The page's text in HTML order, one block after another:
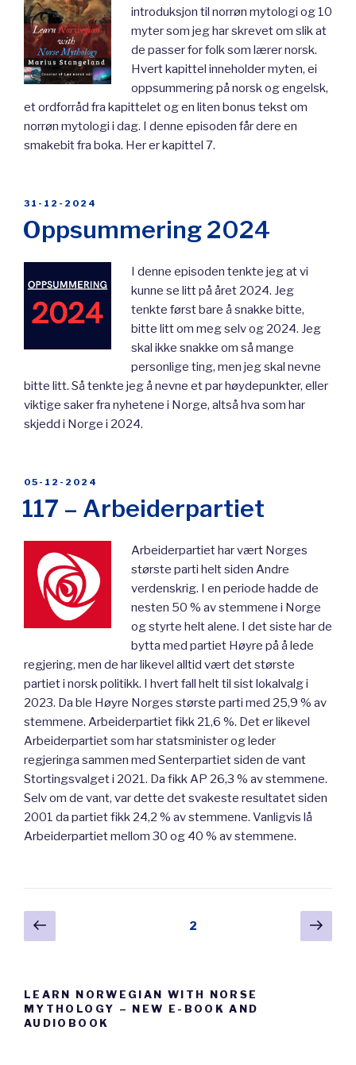
introduksjon til norrøn mytologi og 10
myter som jeg har skrevet om slik at
de passer for folk som lærer norsk.
Hvert kapittel inneholder myten, ei
oppsummering på norsk og engelsk,
et ordforråd fra kapittelet og en liten bonus tekst om
norrøn mytologi i dag. I denne episoden får dere en
smakebit fra boka. Her er kapittel 7.
POSTED
31-12-2024
Oppsummering 2024
I denne episoden tenkte jeg at vi
kunne se litt på året 2024. Jeg
tenkte først bare å snakke bitte,
bitte litt om meg selv og 2024. Jeg
skal ikke snakke om så mange
personlige ting, men jeg skal nevne
bitte litt. Så tenkte jeg å nevne et par høydepunkter, eller
viktige saker fra nyhetene i Norge, altså hva som har
skjedd i Norge i 2024.
POSTED
05-12-2024
117 – Arbeiderpartiet
Arbeiderpartiet har vært Norges
største parti helt siden Andre
verdenskrig. I en periode hadde de
nesten 50 % av stemmene i Norge
og styrte helt alene. I det siste har de
bytta med partiet Høyre på å lede
regjering, men de har likevel alltid vært det største
partiet i norsk politikk. I hvert fall helt til sist lokalvalg i
2023. Da ble Høyre Norges største parti med 25,9 % av
stemmene. Arbeiderpartiet fikk 21,6 %. Det er likevel
Arbeiderpartiet som har statsminister og leder
regjeringa sammen med Senterpartiet siden de vant
Stortingsvalget i 2021. Da fikk AP 26,3 % av stemmene.
Selv om de vant, var dette det svakeste resultatet siden
2001 da partiet fikk 24,2 % av stemmene. Vanligvis lå
Arbeiderpartiet mellom 30 og 40 % av stemmene.
Posts
pagination
Previous
page
2
Next
LEARN NORWEGIAN WITH NORSE
MYTHOLOGY – NEW E-BOOK AND
AUDIOBOOK